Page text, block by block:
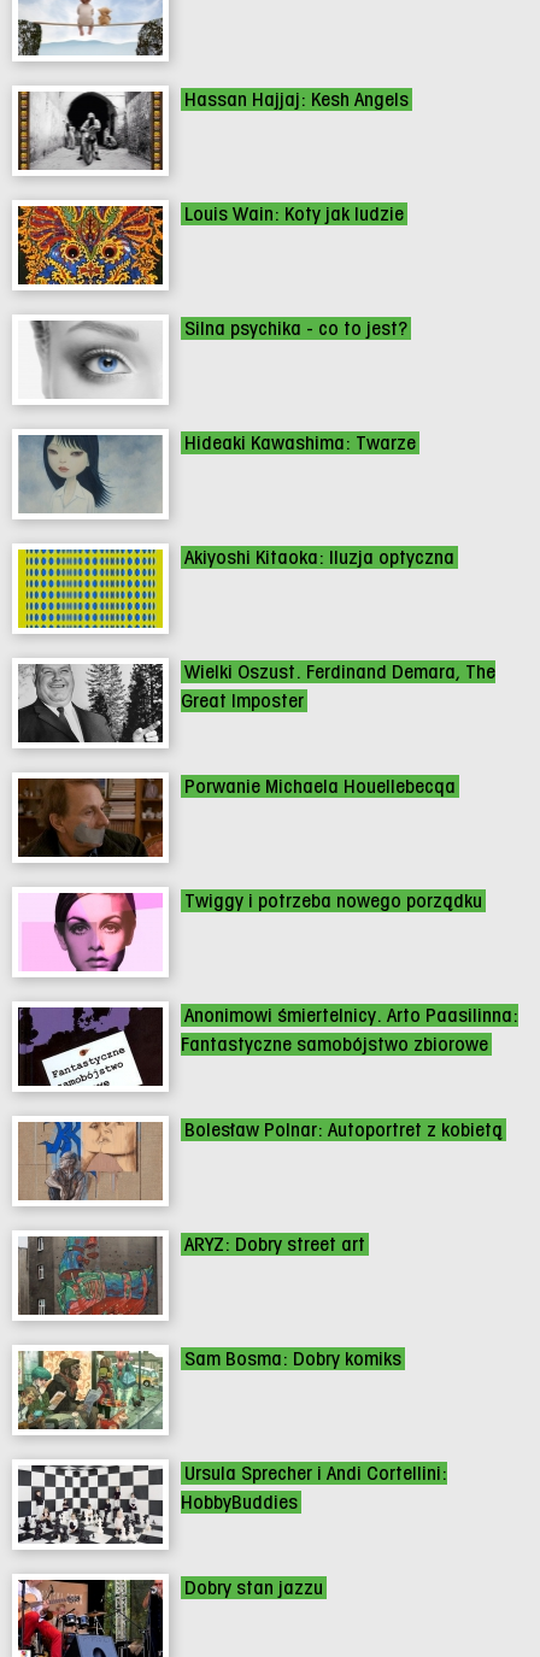
Hassan Hajjaj: Kesh Angels
Louis Wain: Koty jak ludzie
Silna psychika - co to jest?
Hideaki Kawashima: Twarze
Akiyoshi Kitaoka: Iluzja optyczna
Wielki Oszust. Ferdinand Demara, The
Great Imposter
Porwanie Michaela Houellebecqa
Twiggy i potrzeba nowego porządku
Anonimowi śmiertelnicy. Arto Paasilinna:
Fantastyczne samobójstwo zbiorowe
Bolesław Polnar: Autoportret z kobietą
ARYZ: Dobry street art
Sam Bosma: Dobry komiks
Ursula Sprecher i Andi Cortellini:
HobbyBuddies
Dobry stan jazzu